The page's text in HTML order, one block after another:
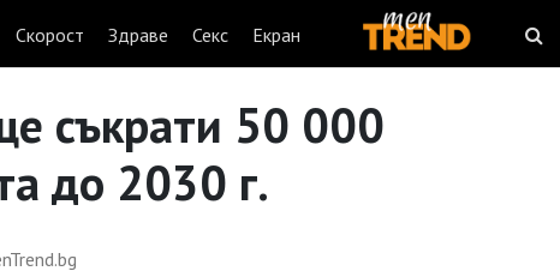
Скорост Здраве Секс Екран
съкрати 50 000
до 2030 г.